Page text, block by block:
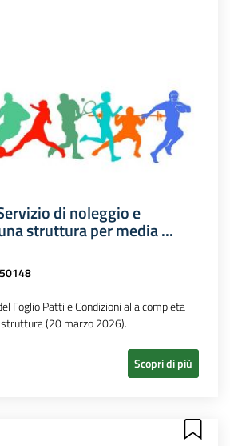
di noleggio e
struttura per media ...
Foglio Patti e Condizioni alla completa
(20 marzo 2026).
Scopri di più